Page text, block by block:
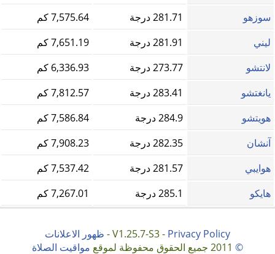
سوزهو
281.71 درجة
7,575.64 كم
ليني
281.91 درجة
7,651.19 كم
لانتشو
273.77 درجة
6,336.93 كم
يانغتشو
283.41 درجة
7,812.57 كم
هويتشو
284.9 درجة
7,586.84 كم
آنشان
282.35 درجة
7,908.23 كم
هوايبي
281.57 درجة
7,537.42 كم
هايكو
285.1 درجة 7,267.01 كم
V1.25.7-S3 - Privacy Policy
- ظهور الاعلانات
©
مواقيت الصلاة